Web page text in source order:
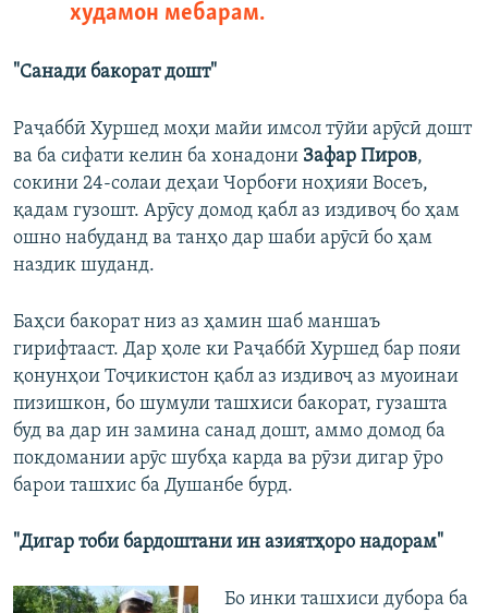
худамон мебарам.
"Санади бакорат дошт"
Раҷаббӣ Хуршед моҳи майи имсол тӯйи арӯсӣ дошт
ва ба сифати келин ба хонадони Зафар Пиров,
сокини 24-солаи деҳаи Чорбоғи ноҳияи Восеъ,
қадам гузошт. Арӯсу домод қабл аз издивоҷ бо ҳам
ошно набуданд ва танҳо дар шаби арӯсӣ бо ҳам
наздик шуданд.
Баҳси бакорат низ аз ҳамин шаб маншаъ
гирифтааст. Дар ҳоле ки Раҷаббӣ Хуршед бар пояи
қонунҳои Тоҷикистон қабл аз издивоҷ аз муоинаи
пизишкон, бо шумули ташхиси бакорат, гузашта
буд ва дар ин замина санад дошт, аммо домод ба
покдомании арӯс шубҳа карда ва рӯзи дигар ӯро
барои ташхис ба Душанбе бурд.
"Дигар тоби бардоштани ин азиятҳоро надорам"
Бо инки ташхиси дубора ба